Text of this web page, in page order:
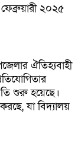
২০২৫
ঐতিহ্যবাহী
শুরু হয়েছে।
যা বিদ্যালয়